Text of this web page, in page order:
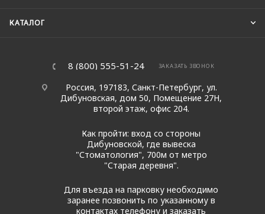
КАТАЛОГ
8 (800) 555-51-24 ЗАКАЗАТЬ ЗВОНОК
Россия, 197183, Санкт-Петербург, ул.
Дибуновская, дом 50, Помещение 27Н,
второй этаж, офис 204.
Как пройти: вход со стороны
Дибуновской, где вывеска
"Стоматология", 700м от метро
"Старая деревня".
Для въезда на парковку необходимо
заранее позвонить по указанному в
контактах телефону и заказать